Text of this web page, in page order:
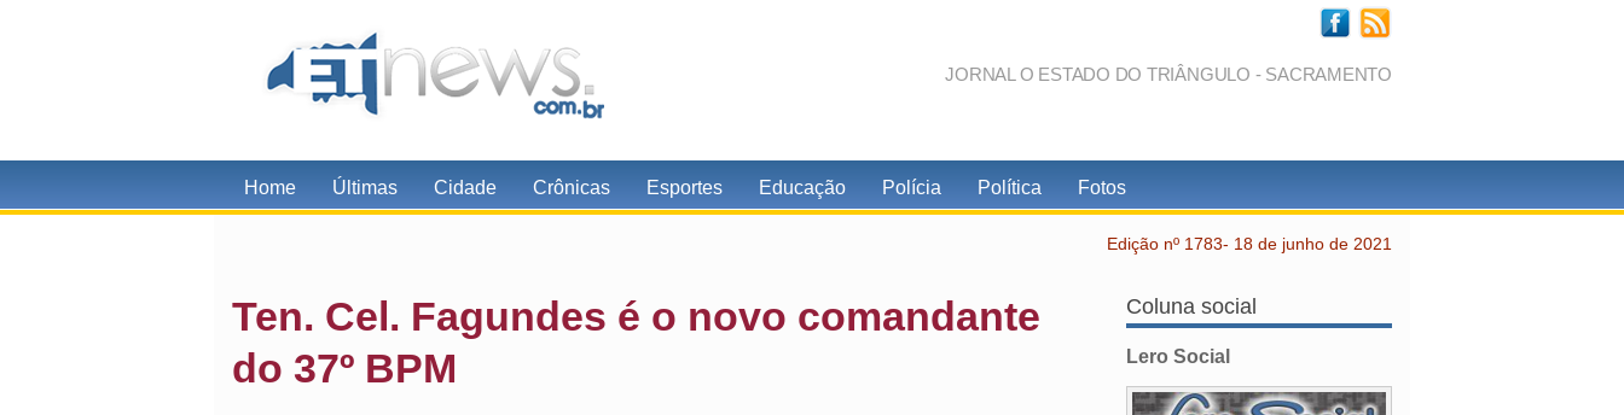
JORNAL O ESTADO DO TRIÂNGULO - SACRAMENTO
Home Últimas Cidade Crônicas Esportes Educação Polícia Política Fotos
Edição nº 1783- 18 de junho de 2021
Ten. Cel. Fagundes é o novo comandante
do 37º BPM
Coluna social
Lero Social